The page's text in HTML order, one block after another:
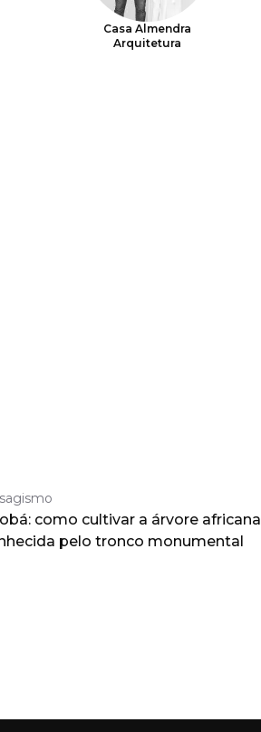
Casa Almendra
Arquitetura
como cultivar a árvore africana
pelo tronco monumental